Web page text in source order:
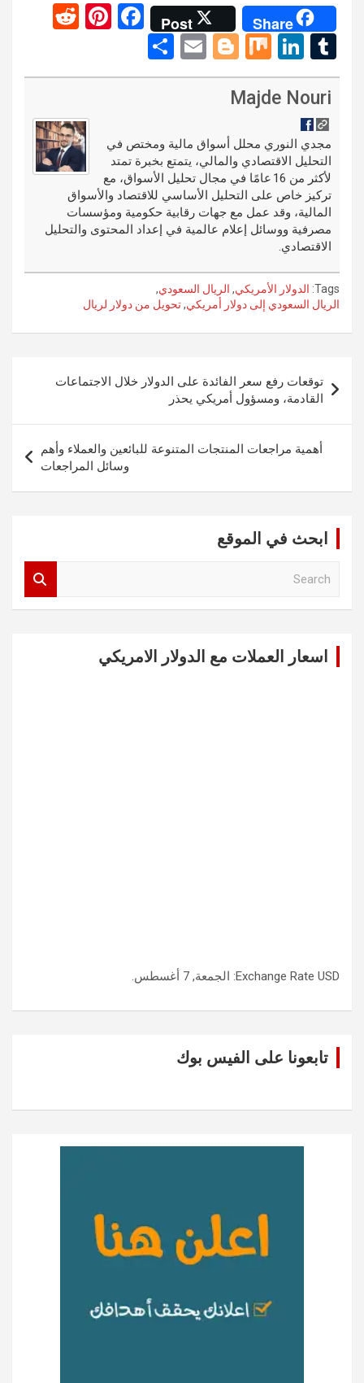
Share
Post
F
ce
o
k
Pi
er
t
d
t
T
u
m
bl
r
Li
n
ke
n
M
ix
Bl
o
er
E
m
h
Majde Nouri
مجدي النوري محلل أسواق مالية ومختص في
التحليل الاقتصادي والمالي، يتمتع بخبرة تمتد
لأكثر من 16 عامًا في مجال تحليل الأسواق، مع
تركيز خاص على التحليل الأساسي للاقتصاد والأسواق
المالية، وقد عمل مع جهات رقابية حكومية ومؤسسات
مصرفية ووسائل إعلام عالمية في إعداد المحتوى والتحليل
الاقتصادي.
Tags: الدولار الأمريكي, الريال السعودي,
الريال السعودي إلى دولار أمريكي,تحويل من دولار لريال
المقالات
توقعات رفع سعر الفائدة على الدولار خلال الاجتماعات
القادمة، ومسؤول أمريكي يحذر
أهمية مراجعات المنتجات المتنوعة للبائعين والعملاء وأهم
وسائل المراجعات
ابحث في الموقع
اسعار العملات مع الدولار الامريكي
Exchange Rate USD : الجمعة, 7 أغسطس.
تابعونا على الفيس بوك